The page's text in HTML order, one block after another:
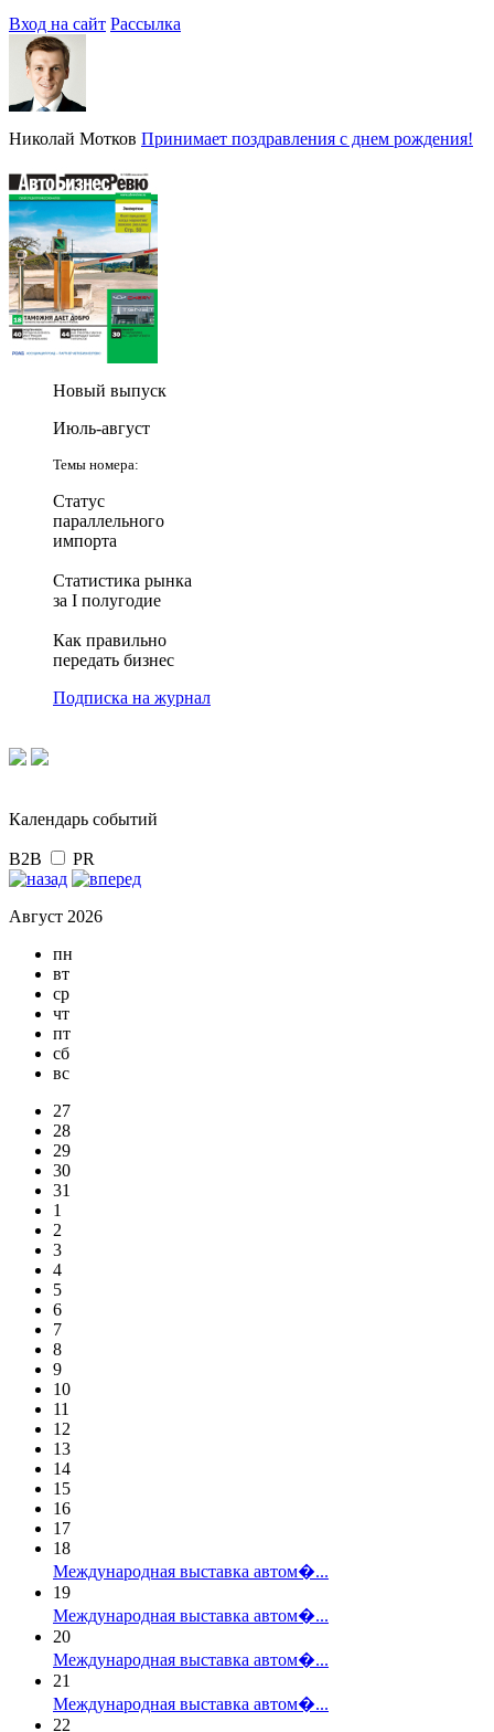
Вход на сайт Рассылка
Николай Мотков Принимает поздравления с днем рождения!
Новый выпуск
Июль-август
Темы номера:
Статус
параллельного
импорта
Статистика рынка
за I полугодие
Как правильно
передать бизнес
Подписка на журнал
Календарь событий
B2B PR
Август 2026
пн
вт
ср
чт
пт
сб
вс
27
28
29
30
31
1
2
3
4
5
6
7
8
9
10
11
12
13
14
15
16
17
18
Международная выставка автом�...
19
Международная выставка автом�...
20
Международная выставка автом�...
21
Международная выставка автом�...
22